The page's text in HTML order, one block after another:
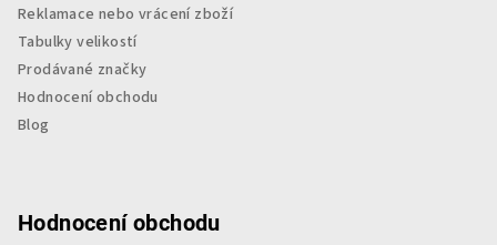
Reklamace nebo vrácení zboží
Tabulky velikostí
Prodávané značky
Hodnocení obchodu
Blog
Hodnocení obchodu